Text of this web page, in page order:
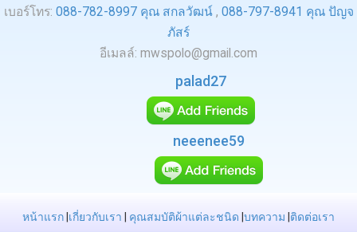
เบอร์โทร: 088-782-8997 คุณ สกลวัฒน์ , 088-797-8941 คุณ ปัญจ
ภัสร์
อีเมลล์: mwspolo@gmail.com
palad27
neeenee59
หน้าแรก เกี่ยวกับเรา คุณสมบัติผ้าแต่ละชนิด บทความ ติดต่อเรา